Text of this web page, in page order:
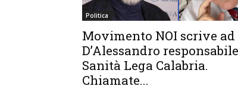
Politica
Movimento NOI scrive ad
D’Alessandro responsabile
Sanità Lega Calabria.
Chiamate...